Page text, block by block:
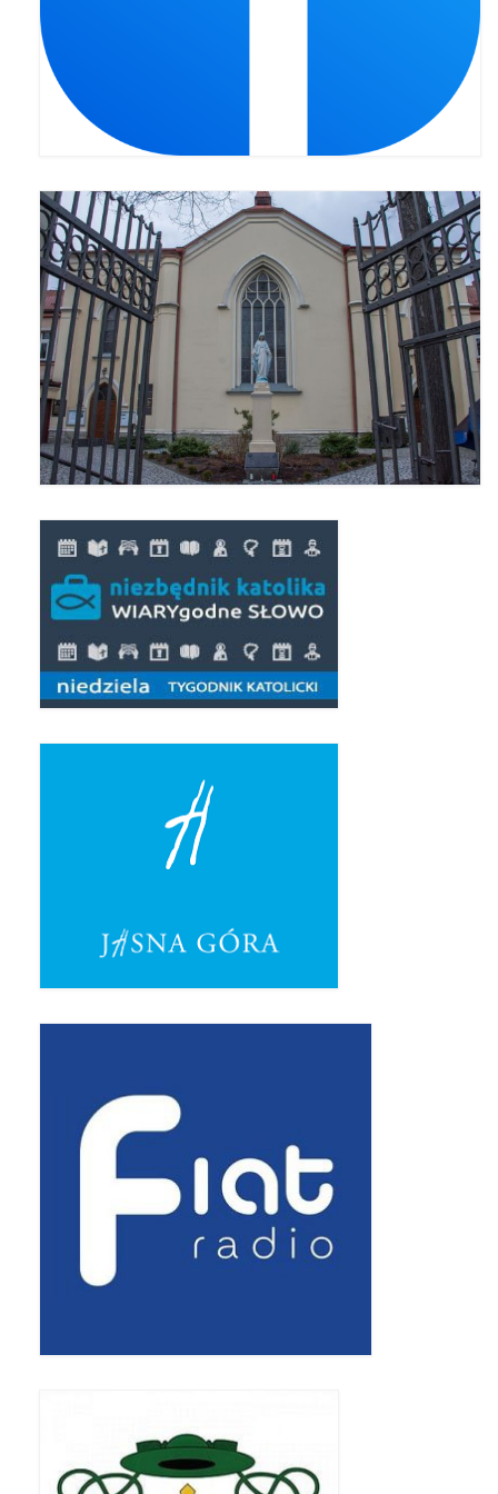
Złoty Jubileusz
Pierwsza Komunia Św. – Gr 2
Galerie 2021
Pasterka 2021
Odpust 2021
Kościół Stacyjny Wielkiego Postu 2021
Pierwsza Komunia Święta
Pierwsza Komunia Święta – Grupa 2
Pierwsza Komunia Święta – Grupa 3
Boże Ciało
Galerie 2020
Wizytacja Kanoniczna 21.06.2020
Boże Ciało 2020
GODZINA ŚWIĘTA W ŚWIĘTO
Opłatek Wspólnot Parafialnych
Pasterka 2019
Posługa Siostry Elekty
Uroczystość Św. Jakuba Ap 2019
Boże Ciało – 20 czerwca 2019
Pierwsza Komunia Święta 2019
Wielki Czwartek 2019
Droga Krzyżowa w parafii św. Jakuba